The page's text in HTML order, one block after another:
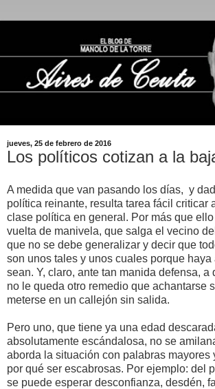
jueves, 25 de febrero de 2016
Los políticos cotizan a la
A medida que van pasando los días, y
política reinante, resulta tarea fácil criticar
clase política en general. Por más que
vuelta de manivela, que salga el vecino
que no se debe generalizar y decir que
son unos tales y unos cuales porque
sean. Y, claro, ante tan manida defensa, a
no le queda otro remedio que achantarse
meterse en un callejón sin salida.
Pero uno, que tiene ya una edad
absolutamente escándalosa, no se
aborda la situación con palabras mayores
por qué ser escabrosas. Por ejemplo: del
se puede esperar desconfianza, desdén,